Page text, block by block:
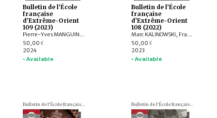
Bulletin de l’École
française
d’Extrême-Orient
109 (2023)
Pierre-Yves MANGUIN, Philippe PAPIN, Jean-Luc CHEVILLARD, Olivier de BERNON, François LAGIRARDE, Jiří JÁKL, Bertrand PORTE, Michel ANTELME, Volker GRABOWSKY, Thissana WEERAKIETSOONTORN, Raphaël MALANGIN, Nicolas SIMON, Peera PANARUT, Muhlis HADRAWI, Campbell MACKNIGHT, Kathryn WELLEN, Santi PAKDEEKHAM, HIEP Chan Vicheth
50,00 €
2024
• Available
Bulletin de l’École
française
d’Extrême-Orient
108 (2022)
Marc KALINOWSKI, François LACHAUD, Arlo GRIFFITHS, Titi Surti NASTITI, Xavier HERMAND, EKO BASTIAWAN, Cuong T. MAI, QIAN Shenghua, Benjamin DANIELS
50,00 €
2023
• Available
Bulletin de l'École française d'Extrême-Orient (BEFEO) Bulletin de l'École française d'Extrême-Orient (BEFEO)